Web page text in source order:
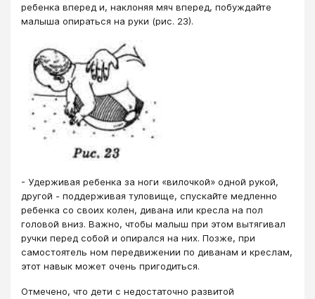
ребенка вперед и, наклоняя мяч вперед, побуждайте
малыша опираться на руки (рис. 23).
- Удерживая ребенка за ноги «вилочкой» одной рукой,
другой - поддерживая туловище, спускайте медленно
ребенка со своих колен, дивана или кресла на пол
головой вниз. Важно, чтобы малыш при этом вытягивал
ручки перед собой и опирался на них. Позже, при
самостоятель ном передвижении по диванам и креслам,
этот навык может очень пригодиться.
Отмечено, что дети с недостаточно развитой